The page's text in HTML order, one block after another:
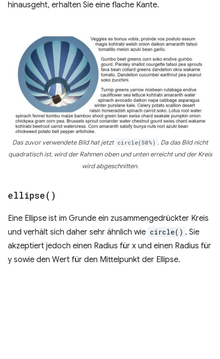
hinausgeht, erhalten Sie eine flache Kante.
Das zuvor verwendete Bild hat jetzt circle(50%) . Da das Bild nicht
quadratisch ist, wird der Rahmen oben und unten erreicht und der Kreis
wird abgeschnitten.
ellipse( )
Eine Ellipse ist im Grunde ein zusammengedrückter Kreis
und verhält sich daher sehr ähnlich wie circle() . Sie
akzeptiert jedoch einen Radius für x und einen Radius für
y sowie den Wert für den Mittelpunkt der Ellipse.